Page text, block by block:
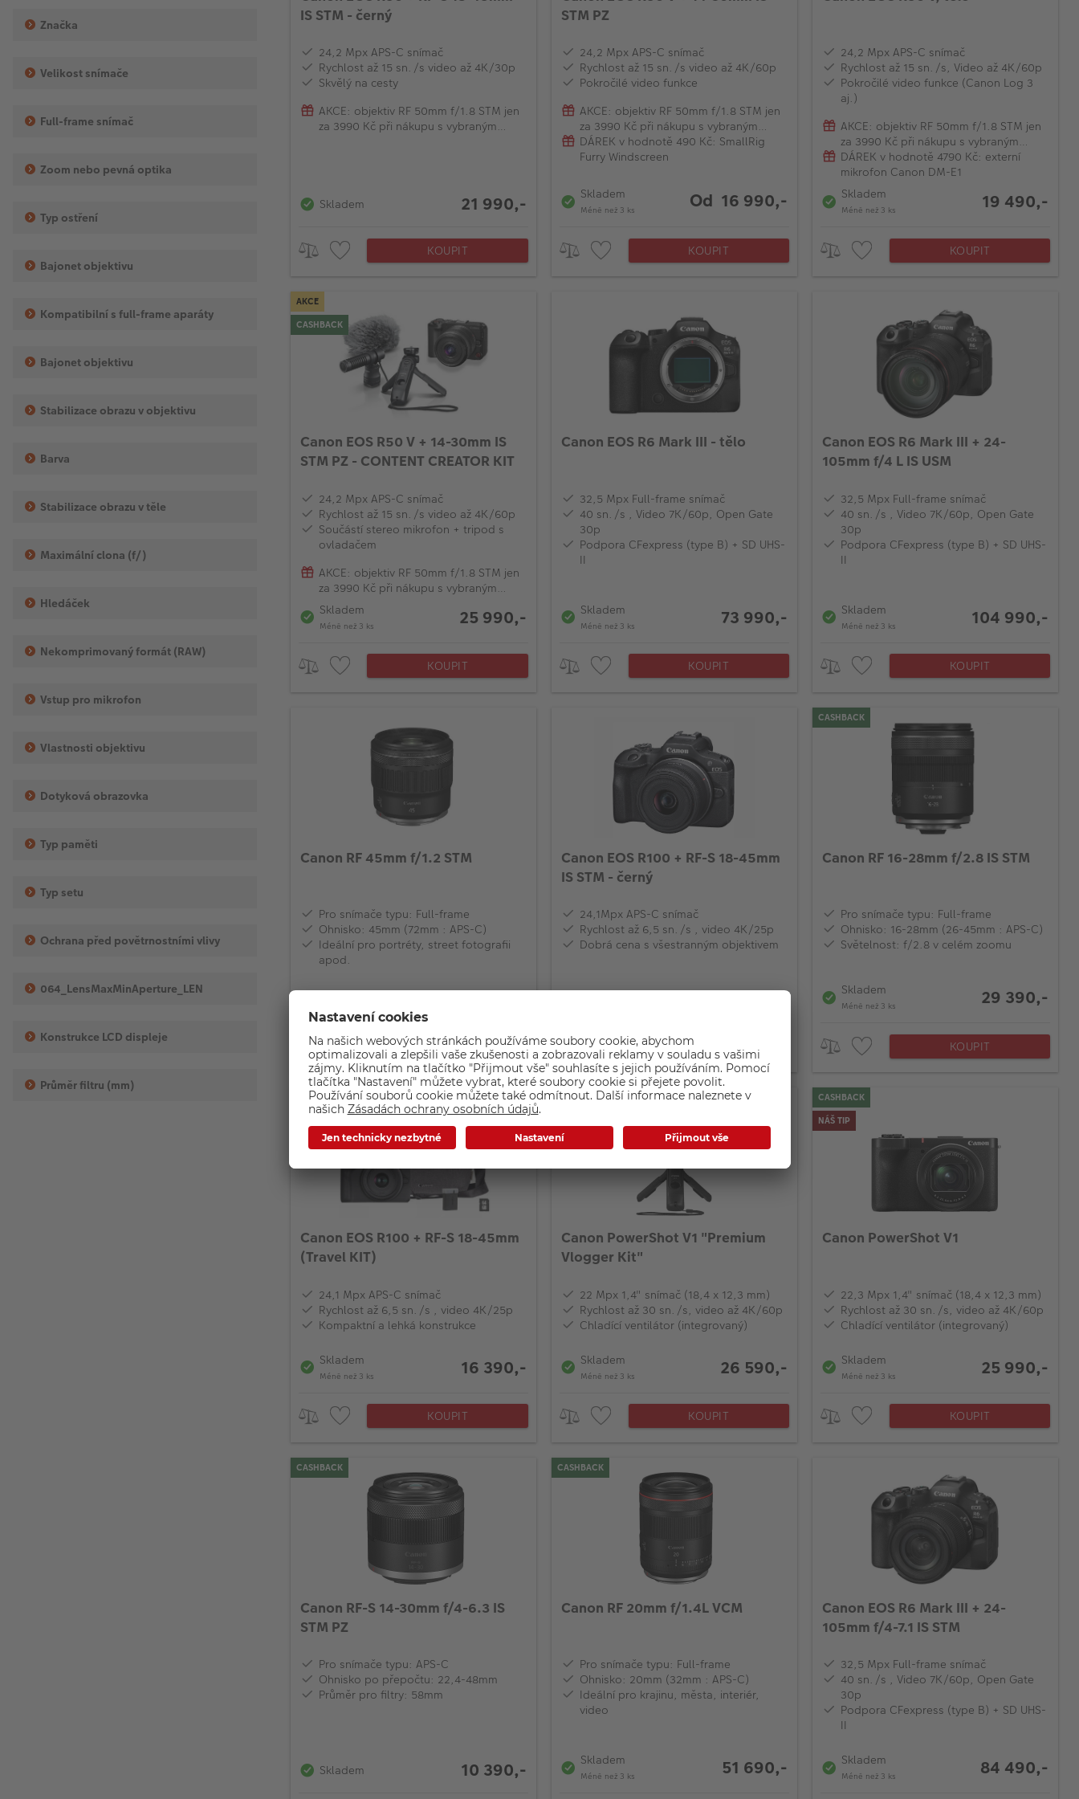
Značka
Velikost snímače
Full-frame snímač
Zoom nebo pevná optika
Typ ostření
Bajonet objektivu
Kompatibilní s full-frame aparáty
Bajonet objektivu
Stabilizace obrazu v objektivu
Barva
Stabilizace obrazu v těle
Maximální clona (f/)
Hledáček
Nekomprimovaný formát (RAW)
Vstup pro mikrofon
Vlastnosti objektivu
Dotyková obrazovka
Typ paměti
Typ setu
Ochrana před povětrnostními vlivy
064_LensMaxMinAperture_LEN
Konstrukce LCD displeje
Průměr filtru (mm)
IS STM - černý
24,2 Mpx APS-C snímač
Rychlost až 15 sn./s video až 4K/30p
Skvělý na cesty
AKCE: objektiv RF 50mm f/1.8 STM jen
za 3990 Kč při nákupu s vybraným
Skladem 21 990,-
KOUPIT
STM PZ
24,2 Mpx APS-C snímač
Rychlost až 15 sn./s video až 4K/60p
Pokročilé video funkce
AKCE: objektiv RF 50mm f/1.8 STM jen
za 3990 Kč při nákupu s vybraným
modelem EOS R
DÁREK v hodnotě 490 Kč: SmallRig
Furry Windscreen
Skladem
Méně než 3 ks Od 16 990,-
KOUPIT
24,2 Mpx APS-C snímač
Rychlost až 15 sn./s, Video až 4K/60p
Pokročilé video funkce (Canon Log 3
aj.)
AKCE: objektiv RF 50mm f/1.8 STM jen
za 3990 Kč při nákupu s vybraným
modelem EOS R
DÁREK v hodnotě 4790 Kč: externí
mikrofon Canon DM-E1
Skladem
Méně než 3 ks 19 490,-
KOUPIT
AKCE
CASHBACK
Canon EOS R50 V + 14-30mm IS
STM PZ - CONTENT CREATOR KIT
24,2 Mpx APS-C snímač
Rychlost až 15 sn./s video až 4K/60p
Součástí stereo mikrofon + tripod s
ovladačem
AKCE: objektiv RF 50mm f/1.8 STM jen
za 3990 Kč při nákupu s vybraným
modelem EOS R
Skladem
Méně než 3 ks 25 990,-
KOUPIT
Canon EOS R6 Mark III - tělo
32,5 Mpx Full-frame snímač
‎‎‎40 sn./s , Video 7K/60p, Open Gate
30p‎
Podpora CFexpress (type B) + SD UHS-
II
Skladem
Méně než 3 ks 73 990,-
KOUPIT
Canon EOS R6 Mark III + 24-
105mm f/4 L IS USM
‎32,5 Mpx Full-frame snímač
‎‎‎40 sn./s , Video 7K/60p, Open Gate
30p‎
Podpora CFexpress (type B) + SD UHS-
II
Skladem
Méně než 3 ks 104 990,-
KOUPIT
Canon RF 45mm f/1.2 STM
Pro snímače typu: Full-frame
Ohnisko: 45mm (72mm : APS-C)
Ideální pro portréty, street fotografii
apod.
KOUPIT
Canon EOS R100 + RF-S 18-45mm
IS STM - černý
24,1Mpx APS-C snímač
Rychlost až 6,5 sn./s , video 4K/25p
Dobrá cena s všestranným objektivem
15 390,-
KOUPIT
CASHBACK
Canon RF 16-28mm f/2.8 IS STM
Pro snímače typu: Full-frame
Ohnisko: 16-28mm (26-45mm : APS-C)
Světelnost: f/2.8 v celém zoomu
Skladem
Méně než 3 ks 29 390,-
KOUPIT
Canon EOS R100 + RF-S 18-45mm
(Travel KIT)
24,1 Mpx APS-C snímač
Rychlost až 6,5 sn./s , video 4K/25p
Kompaktní a lehká konstrukce
Skladem
Méně než 3 ks 16 390,-
KOUPIT
CASHBACK
Canon PowerShot V1 "Premium
Vlogger Kit"
22 Mpx 1,4" snímač (18,4 x 12,3 mm)
Rychlost až 30 sn./s, video až 4K/60p
Chladící ventilátor (integrovaný)
Skladem
Méně než 3 ks 26 590,-
KOUPIT
CASHBACK
NÁŠ TIP
Canon PowerShot V1
22,3 Mpx 1,4" snímač (18,4 x 12,3 mm)
Rychlost až 30 sn./s, video až 4K/60p
Chladící ventilátor (integrovaný)
Skladem
Méně než 3 ks 25 990,-
KOUPIT
CASHBACK
Canon RF-S 14-30mm f/4-6.3 IS
STM PZ
Pro snímače typu: APS-C
Ohnisko po přepočtu: 22,4-48mm
Průměr pro filtry: 58mm
Skladem 10 390,-
CASHBACK
Canon RF 20mm f/1.4L VCM
Pro snímače typu: Full-frame
Ohnisko: 20mm (32mm : APS-C)
Ideální pro krajinu, města, interiér,
video
Skladem
Méně než 3 ks 51 690,-
Canon EOS R6 Mark III + 24-
105mm f/4-7.1 IS STM
‎32,5 Mpx Full-frame snímač
‎‎‎40 sn./s , Video 7K/60p, Open Gate
30p‎
Podpora CFexpress (type B) + SD UHS-
II
Skladem
Méně než 3 ks 84 490,-